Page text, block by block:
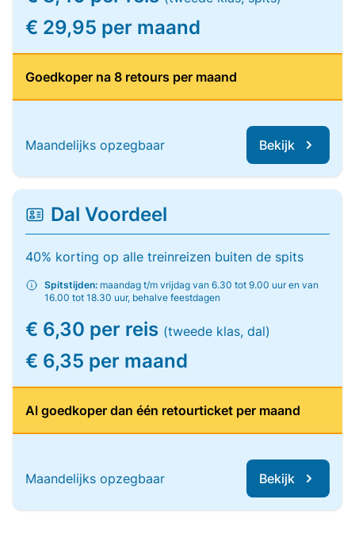
€ 29,95 per maand
Goedkoper na 8 retours per maand
Maandelijks opzegbaar Bekijk
Dal Voordeel
40% korting op alle treinreizen buiten de spits
Spitstijden: maandag t/m vrijdag van 6.30 tot 9.00 uur en van
16.00 tot 18.30 uur, behalve feestdagen
€ 6,30 per reis (tweede klas, dal)
€ 6,35 per maand
Al goedkoper dan één retourticket per maand
Maandelijks opzegbaar Bekijk